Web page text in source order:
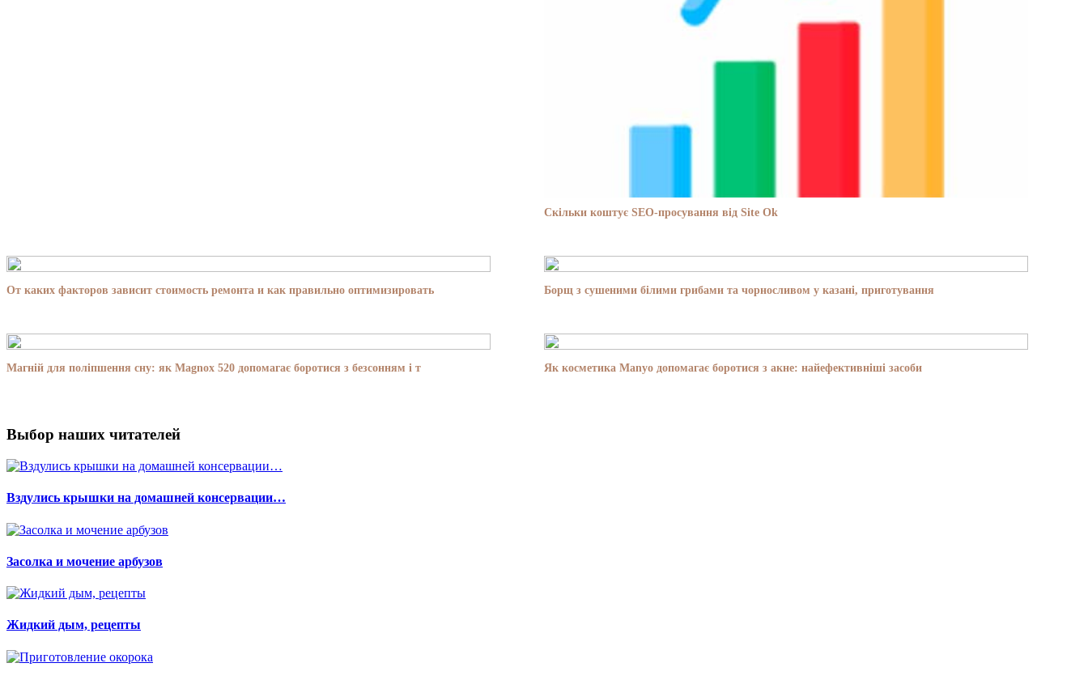
Скільки коштує SEO-просування від Site Ok
От каких факторов зависит стоимость ремонта и как правильно оптимизировать Борщ з сушеними білими грибами та чорносливом у казані, приготування
Магній для поліпшення сну: як Magnox 520 допомагає боротися з безсонням і т Як косметика Manyo допомагає боротися з акне: найефективніші засоби
Выбор наших читателей
Вздулись крышки на домашней консервации…
Засолка и мочение арбузов
Жидкий дым, рецепты